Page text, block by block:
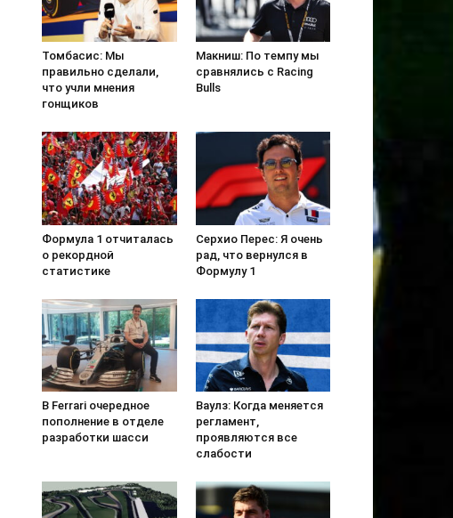
Томбасис: Мы
правильно сделали,
что учли мнения
гонщиков
Макниш: По темпу мы
сравнялись с Racing
Bulls
Формула 1 отчиталась
о рекордной
статистике
Серхио Перес: Я очень
рад, что вернулся в
Формулу 1
В Ferrari очередное
пополнение в отделе
разработки шасси
Ваулз: Когда меняется
регламент,
проявляются все
слабости